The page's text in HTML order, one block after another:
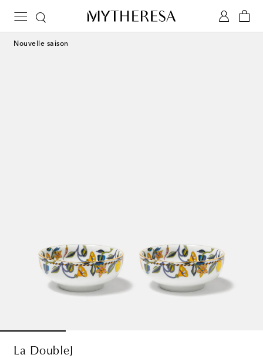
Nouvelle saison
La DoubleJ